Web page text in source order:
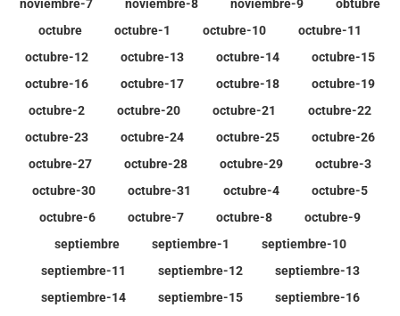
noviembre-7
noviembre-8 noviembre-9
obtubre
octubre
octubre-1 octubre-10
octubre-11
octubre-12
octubre-13 octubre-14
octubre-15
octubre-16
octubre-17 octubre-18
octubre-19
octubre-2
octubre-20 octubre-21
octubre-22
octubre-23
octubre-24 octubre-25
octubre-26
octubre-27
octubre-28 octubre-29
octubre-3
octubre-30
octubre-31 octubre-4
octubre-5
octubre-6
octubre-7 octubre-8
octubre-9
septiembre
septiembre-1
septiembre-10
septiembre-11
septiembre-12
septiembre-13
septiembre-14
septiembre-15
septiembre-16